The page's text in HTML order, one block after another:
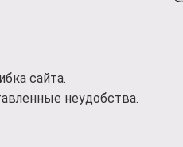
сайта.
неудобства.